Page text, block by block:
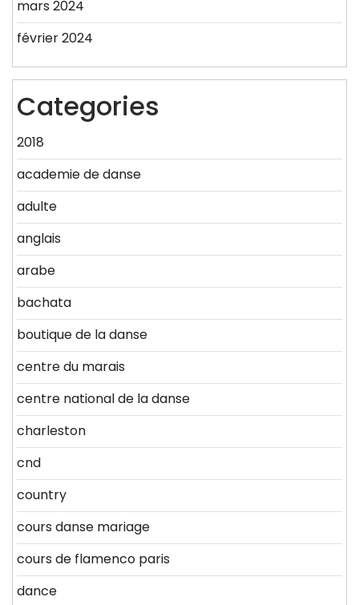
mars 2024
février 2024
Categories
2018
academie de danse
adulte
anglais
arabe
bachata
boutique de la danse
centre du marais
centre national de la danse
charleston
cnd
country
cours danse mariage
cours de flamenco paris
dance